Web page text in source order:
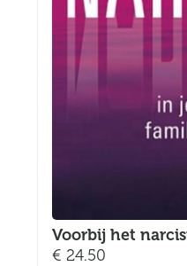
Voorbij het
€ 24.50